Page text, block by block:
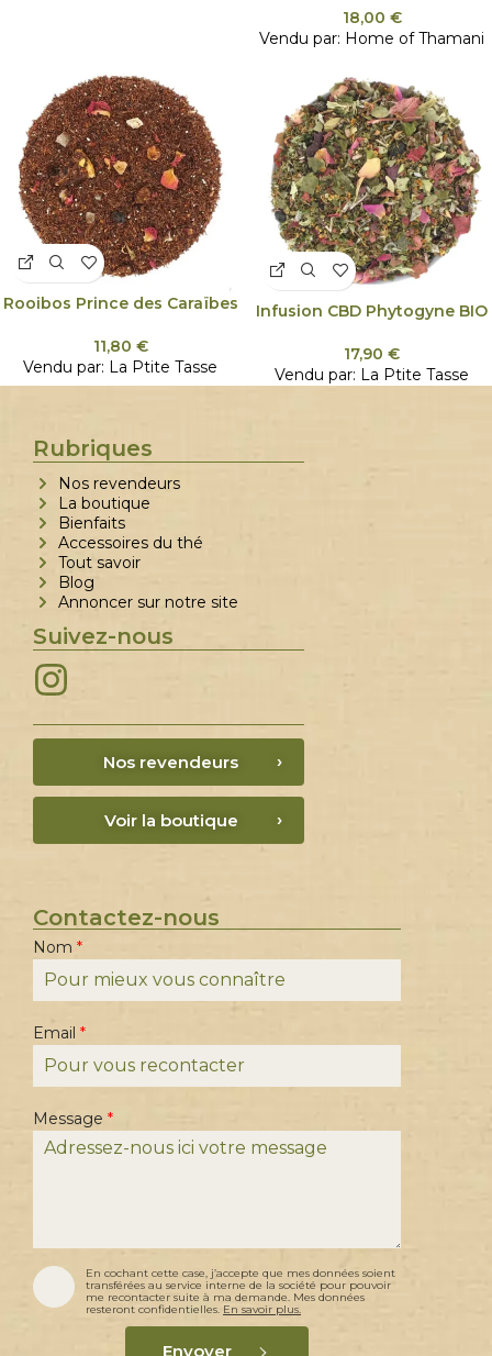
18,00 €
Vendu par: Home of Thamani
Rooibos Prince des Caraïbes
11,80 €
Vendu par: La Ptite Tasse
Infusion CBD Phytogyne BIO
17,90 €
Vendu par: La Ptite Tasse
Rubriques
Nos revendeurs
La boutique
Bienfaits
Accessoires du thé
Tout savoir
Blog
Annoncer sur notre site
Suivez-nous
Nos revendeurs
Voir la boutique
Contactez-nous
Nom *
E
m
i
*
Email *
Message *
A
c
c
En cochant cette case, j’accepte que mes données soient
transférées au service interne de la société pour pouvoir
me recontacter suite à ma demande. Mes données
resteront confidentielles. En savoir plus.
Envoyer